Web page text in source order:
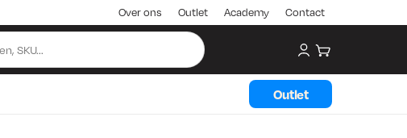
Over ons Outlet Academy Contact
My account
Winkelwagen
Outlet